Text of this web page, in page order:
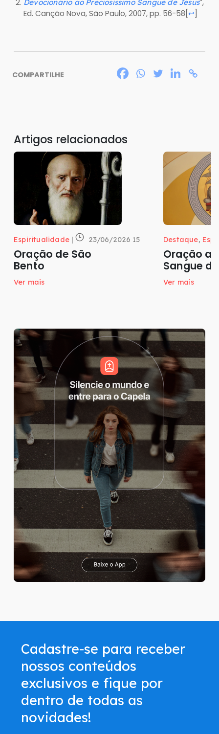
Devocionário ao Preciosíssimo Sangue de Jesus
Ed. Canção Nova, São Paulo, 2007, pp. 56-58[↩]
COMPARTILHE
Artigos relacionados
Espiritualidade | 23/06/2026 15
Oração de São
Bento
Ver mais
Destaque,
Oração
Sangue
Ver mais
Cadastre-se para receber
nossos conteúdos
exclusivos e fique por
dentro de todas as
novidades!